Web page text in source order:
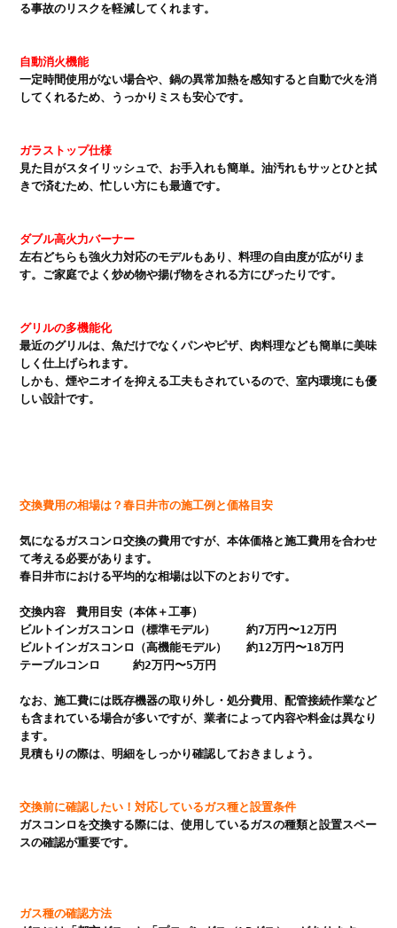
る事故のリスクを軽減してくれます。
自動消火機能
一定時間使用がない場合や、鍋の異常加熱を感知すると自動で火を消
してくれるため、うっかりミスも安心です。
ガラストップ仕様
見た目がスタイリッシュで、お手入れも簡単。油汚れもサッとひと拭
きで済むため、忙しい方にも最適です。
ダブル高火力バーナー
左右どちらも強火力対応のモデルもあり、料理の自由度が広がりま
す。ご家庭でよく炒め物や揚げ物をされる方にぴったりです。
グリルの多機能化
最近のグリルは、魚だけでなくパンやピザ、肉料理なども簡単に美味
しく仕上げられます。
しかも、煙やニオイを抑える工夫もされているので、室内環境にも優
しい設計です。
交換費用の相場は？春日井市の施工例と価格目安
気になるガスコンロ交換の費用ですが、本体価格と施工費用を合わせ
て考える必要があります。
交換内容	費用目安（本体＋工事）
ビルトインガスコンロ（標準モデル）	約7万円〜12万円
ビルトインガスコンロ（高機能モデル）	約12万円〜18万円
テーブルコンロ	約2万円〜5万円
なお、施工費には既存機器の取り外し・処分費用、配管接続作業など
も含まれている場合が多いですが、業者によって内容や料金は異なり
ます。
交換前に確認したい！対応しているガス種と設置条件
ガスコンロを交換する際には、使用しているガスの種類と設置スペー
スの確認が重要です。
ガス種の確認方法